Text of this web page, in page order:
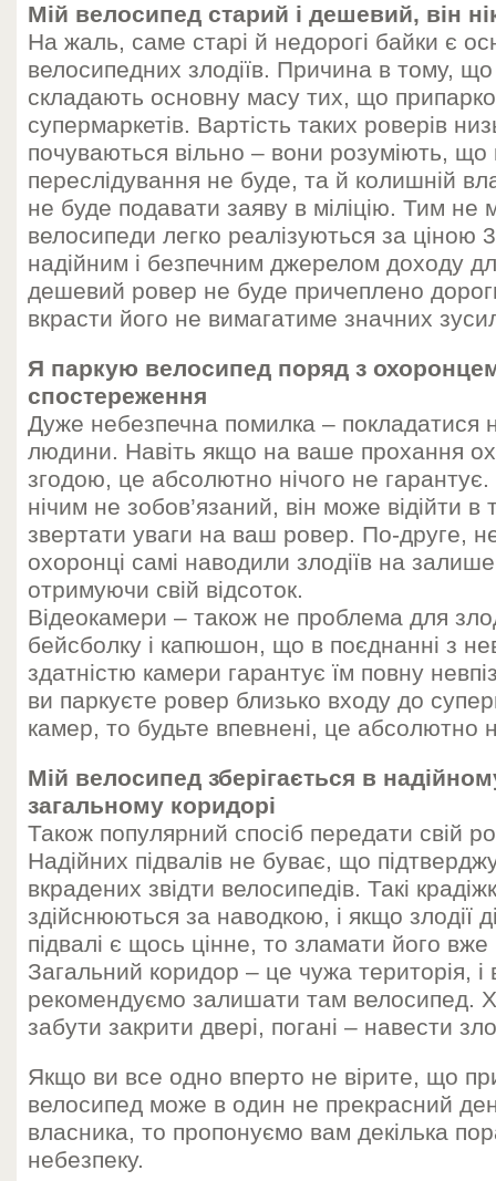
Мій велосипед старий і дешевий, він
На жаль, саме старі й недорогі байки є
велосипедних злодіїв. Причина в тому,
складають основну масу тих, що
супермаркетів. Вартість таких роверів
почуваються вільно – вони розуміють, що
переслідування не буде, та й колишній
не буде подавати заяву в міліцію. Тим не
велосипеди легко реалізуються за ціною
надійним і безпечним джерелом доходу
дешевий ровер не буде причеплено
вкрасти його не вимагатиме значних
Я паркую велосипед поряд з
спостереження
Дуже небезпечна помилка – покладатися
людини. Навіть якщо на ваше прохання
згодою, це абсолютно нічого не
нічим не зобов’язаний, він може відійти
звертати уваги на ваш ровер. По-друге,
охоронці самі наводили злодіїв на
отримуючи свій відсоток.
Відеокамери – також не проблема для
бейсболку і капюшон, що в поєднанні з
здатністю камери гарантує їм повну
ви паркуєте ровер близько входу до
камер, то будьте впевнені, це абсолютно
Мій велосипед зберігається в
загальному коридорі
Також популярний спосіб передати свій
Надійних підвалів не буває, що
вкрадених звідти велосипедів. Такі
здійснюються за наводкою, і якщо злодії
підвалі є щось цінне, то зламати його
Загальний коридор – це чужа територія, і
рекомендуємо залишати там велосипед.
забути закрити двері, погані – навести
Якщо ви все одно вперто не вірите, що
велосипед може в один не прекрасний
власника, то пропонуємо вам декілька
небезпеку.